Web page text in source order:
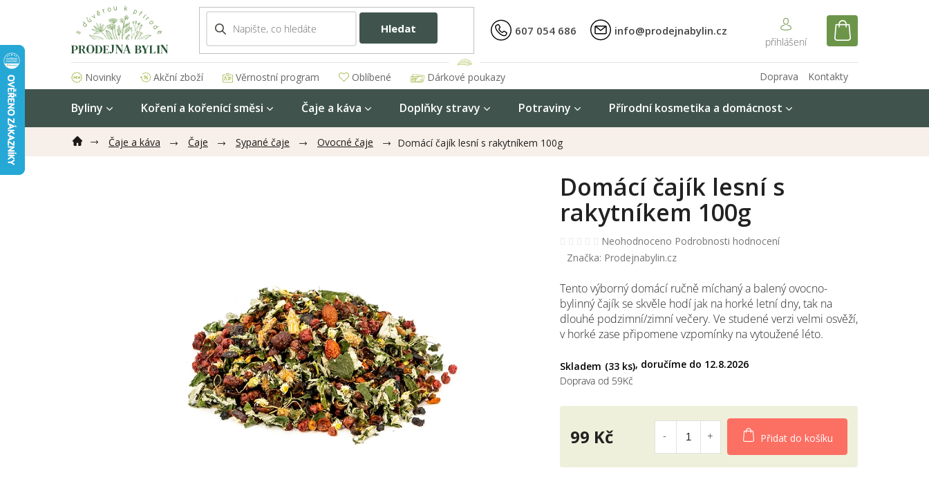
Hledat 607 054 686 info@prodejnabylin.cz
NÁKUPNÍ
Novinky Akční zboží Věrnostní program Oblíbené Kontakty
Doprava
Dárkové poukazy
Byliny Koření a kořenící směsi Čaje a káva Doplňky stravy Potraviny Přírodní kosmetika a domácnost
Čaje a káva Čaje Sypané čaje Ovocné čaje Domácí čajík lesní s rakytníkem 100g
Skladem (33 ks) 12.8.2026
Tento výborný domácí ručně míchaný a balený ovocno-
bylinný čajík se skvěle hodí jak na horké letní dny, tak na
dlouhé podzimní/zimní večery. Ve studené verzi velmi osvěží,
v horké zase připomene vzpomínky na vytoužené léto.
Domácí čajík lesní s
rakytníkem 100g
Průměrné
hodnocení
produktu
0,0
z
5
hvězdiček.
Neohodnoceno Podrobnosti hodnocení
Značka: Prodejnabylin.cz
Doprava od 59Kč
99 Kč Přidat do košíku